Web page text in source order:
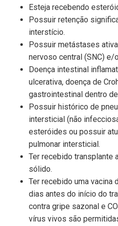
Esteja recebendo
Possuir retenção
interstício.
Possuir metástases
nervoso central (SNC) e/
Doença intestinal
ulcerativa, doença de
gastrointestinal dentro
Possuir histórico de
intersticial (não
esteróides ou possuir
pulmonar intersticial.
Ter recebido transplante
sólido.
Ter recebido uma vacina
dias antes do início do
contra gripe sazonal e
vírus vivos são